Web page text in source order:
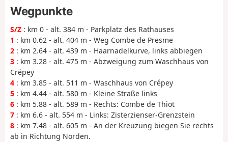
Wegpunkte
S/Z : km 0 - alt. 384 m - Parkplatz des Rathauses
1 : km 0.62 - alt. 404 m - Weg Combe de Presme
2 : km 2.64 - alt. 439 m - Haarnadelkurve, links abbiegen
3 : km 3.28 - alt. 475 m - Abzweigung zum Waschhaus von
Crépey
4 : km 3.85 - alt. 511 m - Waschhaus von Crépey
5 : km 4.44 - alt. 580 m - Kleine Straße links
6 : km 5.88 - alt. 589 m - Rechts: Combe de Thiot
7 : km 6.6 - alt. 554 m - Links: Zisterzienser-Grenzstein
8 : km 7.48 - alt. 605 m - An der Kreuzung biegen Sie rechts
ab in Richtung Norden.